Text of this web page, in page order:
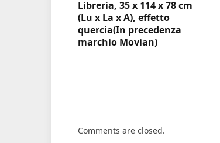
Libreria, 35 x 114 x 78 cm
(Lu x La x A), effetto
quercia(In precedenza
marchio Movian)
Comments are closed.